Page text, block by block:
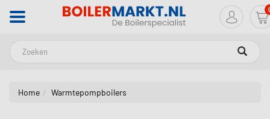
Home Warmtepompboilers